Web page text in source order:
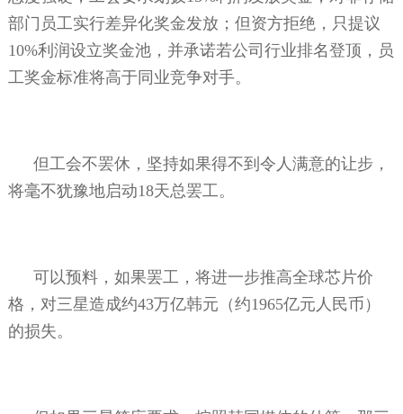
部门员工实行差异化奖金发放；但资方拒绝，只提议
10%利润设立奖金池，并承诺若公司行业排名登顶，员
工奖金标准将高于同业竞争对手。
但工会不罢休，坚持如果得不到令人满意的让步，
将毫不犹豫地启动18天总罢工。
可以预料，如果罢工，将进一步推高全球芯片价
格，对三星造成约43万亿韩元（约1965亿元人民币）
的损失。